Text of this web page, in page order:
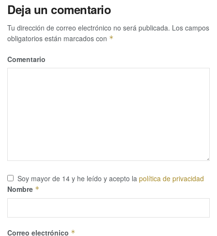
Deja un comentario
Tu dirección de correo electrónico no será publicada. Los campos
obligatorios están marcados con *
Comentario
Soy mayor de 14 y he leído y acepto la política de privacidad
Nombre *
Correo electrónico *